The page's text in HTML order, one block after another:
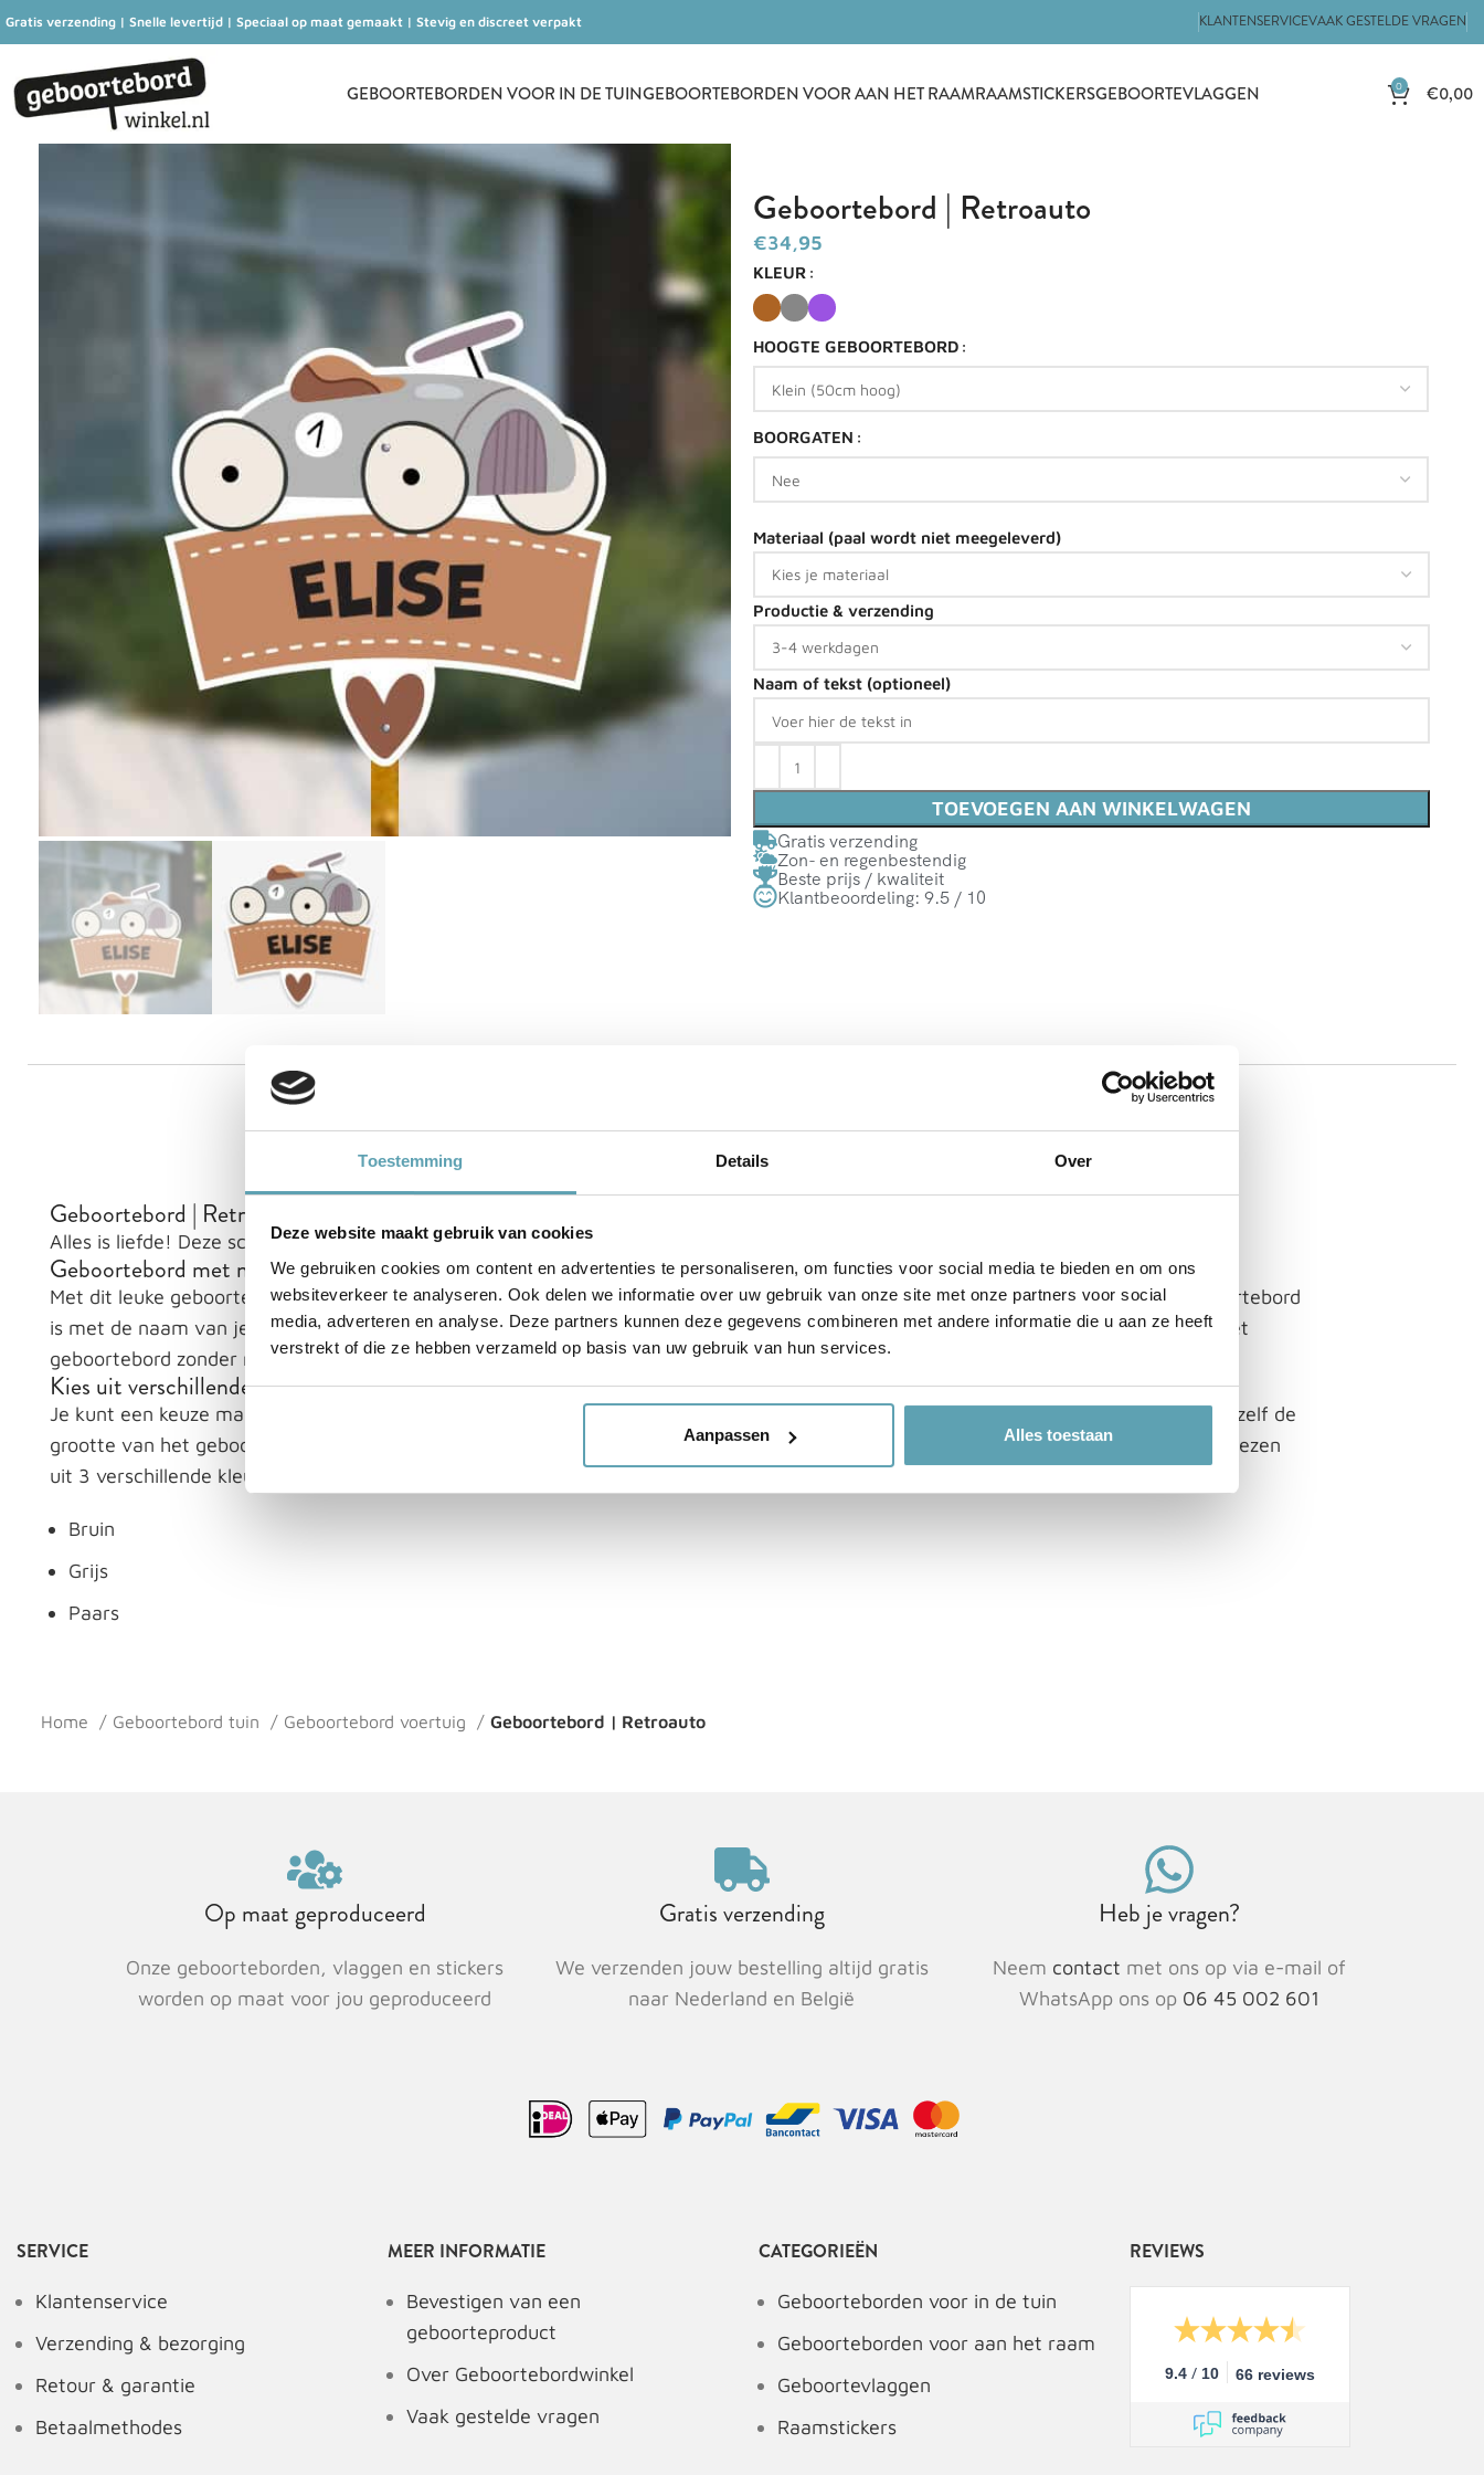
Toestemming Details Over
Deze website maakt gebruik van cookies
We gebruiken cookies om content en advertenties te personaliseren, om functies voor social media te bieden en om ons
websiteverkeer te analyseren. Ook delen we informatie over uw gebruik van onze site met onze partners voor social
media, adverteren en analyse. Deze partners kunnen deze gegevens combineren met andere informatie die u aan ze heeft
verstrekt of die ze hebben verzameld op basis van uw gebruik van hun services.
Aanpassen Alles toestaan
Gratis verzending | Snelle levertijd | Speciaal op maat gemaakt | Stevig en discreet verpakt KLANTENSERVICEVAAK GESTELDE VRAGEN
GEBOORTEBORDEN VOOR IN DE TUINGEBOORTEBORDEN VOOR AAN HET RAAMRAAMSTICKERSGEBOORTEVLAGGEN 0 €0,00
Geboortebord | Retroauto
€
KLEUR
HOOGTE GEBOORTEBORD
BOORGATEN
Materiaal (paal wordt niet meegeleverd)
Productie & verzending
Naam of tekst (optioneel)
TOEVOEGEN AAN WINKELWAGEN
Gratis verzending
Zon- en regenbestendig
Beste prijs / kwaliteit
Klantbeoordeling: 9.5 / 10
Geboortebord | Retroauto
Alles is liefde! Deze schattige retroauto brengt iedereen op de hoogte van hoe de baby heet. De kraamvisite is van harte welkom.
Geboortebord met naam of tekst
Met dit leuke geboortebord voor in de tuin vier je de geboorte van de baby op unieke wijze! Omdat een geboortebord pas een geboortebord
is met de naam van je baby erop, personaliseren we het tuinbord ‘Retroauto’ gratis voor je. Maar is het natuurlijk ook mogelijk om het
geboortebord zonder naam te bestellen.
Kies uit verschillende kleuren en formaten
Je kunt een keuze maken uit 3 verschillende formaten: 60cm hoog, 80cm hoog of 100cm hoog. Door de verschillende maten kun je zelf de
grootte van het geboortebord afstemmen op jouw tuin. Naast de 3 verschillende formaten kun je bij geboortebord ‘Retroauto’ ook kiezen
uit 3 verschillende kleurcombinaties:
Bruin
Grijs
Paars
Home Geboortebord tuin Geboortebord voertuig Geboortebord | Retroauto
Op maat geproduceerd
Onze geboorteborden, vlaggen en stickers
worden op maat voor jou geproduceerd
Gratis verzending
We verzenden jouw bestelling altijd gratis
naar Nederland en België
Heb je vragen?
Neem contact met ons op via e-mail of
WhatsApp ons op 06 45 002 601
SERVICE
Klantenservice
Verzending & bezorging
Retour & garantie
Betaalmethodes
MEER INFORMATIE
Bevestigen van een
geboorteproduct
Over Geboortebordwinkel
Vaak gestelde vragen
CATEGORIEËN
Geboorteborden voor in de tuin
Geboorteborden voor aan het raam
Geboortevlaggen
Raamstickers
REVIEWS
9.4 / 10 66 reviews